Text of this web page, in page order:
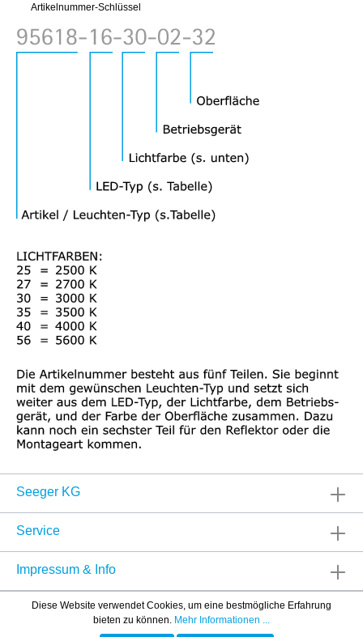
Artikelnummer-Schlüssel
Seeger KG
Service
Impressum & Info
Diese Website verwendet Cookies, um eine bestmögliche Erfahrung
bieten zu können. Mehr Informationen ...